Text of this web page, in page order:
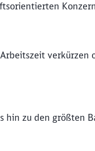
verkürzen
zu den größten